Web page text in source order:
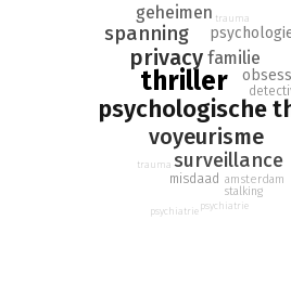
De volgende dag vindt de politie
in het huis van Liam Sandberg.
voor een raadsel. Wie heeft de
wil iemand de familie Sandberg elke
thriller
psychologische
voyeurisme
privacy
surveillance
spanning
geheimen
familie
misdaad amsterdam
stalking
psychiatrie
trauma
psychiatrie
trauma